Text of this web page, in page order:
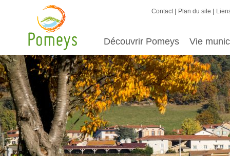
Contact Plan du site
Découvrir Pomeys Vie